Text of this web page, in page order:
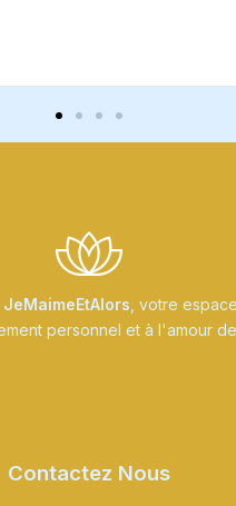
JeMaimeEtAlors , votre
personnel et à l'amour
Contactez Nous